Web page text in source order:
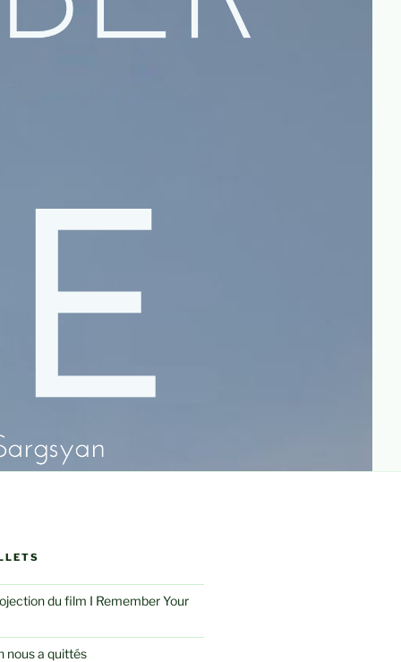
du film I Remember Your
nous a quittés